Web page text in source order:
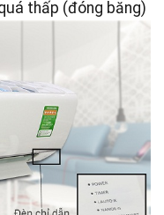
thấp (đóng băng)